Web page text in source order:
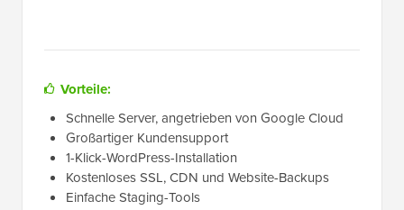
Vorteile:
Schnelle Server, angetrieben von Google Cloud
Großartiger Kundensupport
1-Klick-WordPress-Installation
Kostenloses SSL, CDN und Website-Backups
Einfache Staging-Tools